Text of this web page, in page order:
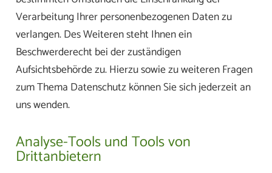
Verarbeitung Ihrer personenbezogenen Daten zu
verlangen. Des Weiteren steht Ihnen ein
Beschwerderecht bei der zuständigen
Aufsichtsbehörde zu. Hierzu sowie zu weiteren Fragen
zum Thema Datenschutz können Sie sich jederzeit an
uns wenden.
Analyse-Tools und Tools von
Drittanbietern